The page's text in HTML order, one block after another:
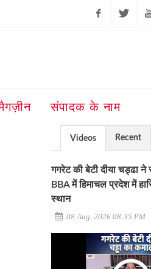
संपादक के नाम
Videos Recent
गगरेट की बेटी दीया चड्ढा ने
BBA में हिमाचल प्रदेश में
स्थान
08 Aug, 2026 08:35 PM